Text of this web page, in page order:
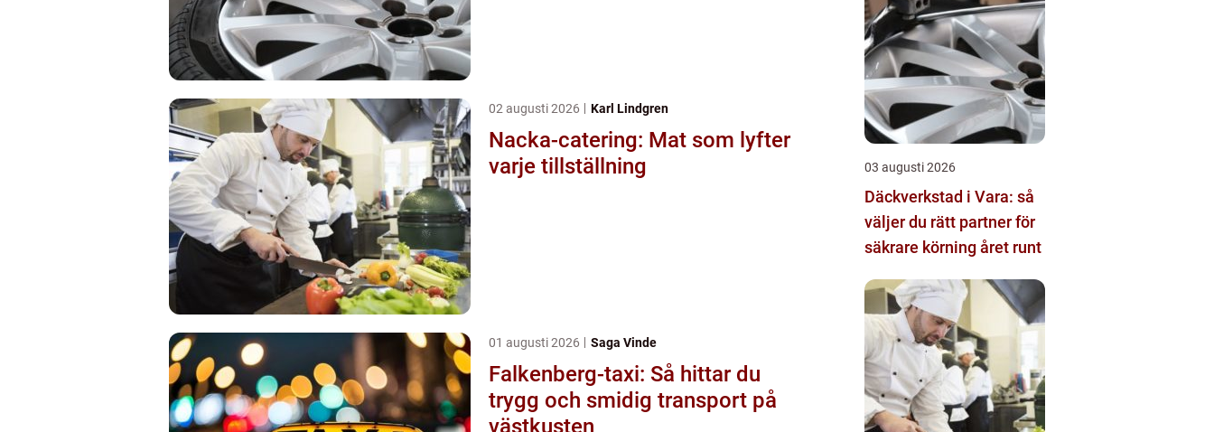
02 augusti 2026 Karl Lindgren
Nacka-catering: Mat som lyfter
varje tillställning
01 augusti 2026 Saga Vinde
Falkenberg-taxi: Så hittar du
trygg och smidig transport på
västkusten
03 augusti 2026
Däckverkstad i Vara: så
väljer du rätt partner för
säkrare körning året runt